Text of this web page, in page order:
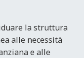
la struttura
alle necessità
e alle